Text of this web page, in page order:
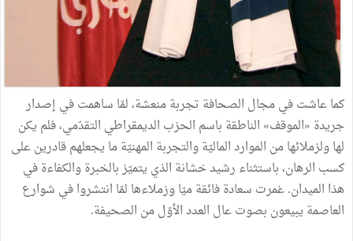
كما عاشت في مجال الصحافة تجربة منعشة، لمّا ساهمت في إصدار
جريدة «الموقف» الناطقة باسم الحزب الديمقراطي التقدّمي، فلم يكن
لها ولزملائها من الموارد الماليّة والتجربة المهنيّة ما يجعلهم قادرين على
كسب الرهان، باستثناء رشيد خشانة الذي يتميّز بالخبرة والكفاءة في
هذا الميدان. غمرت سعادة فائقة ميّا وزملاءها لمّا انتشروا في شوارع
العاصمة يبيعون بصوت عال العدد الأوّل من الصحيفة.